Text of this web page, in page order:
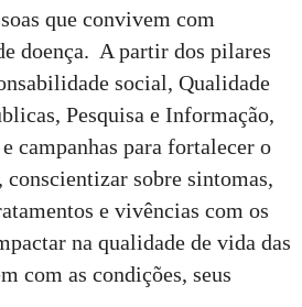
que convivem com
doença. A partir dos pilares
social, Qualidade
Pesquisa e Informação,
campanhas para fortalecer o
sobre sintomas,
e vivências com os
na qualidade de vida das
com as condições, seus